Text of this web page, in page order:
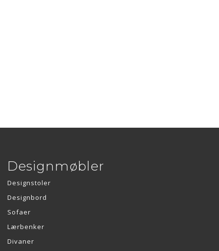
Designmøbler
Designstoler
Designbord
Sofaer
Lærbenker
Divaner